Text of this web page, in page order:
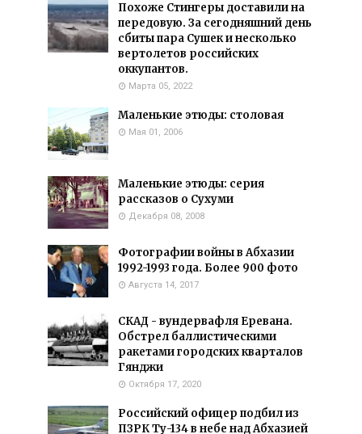
Похоже Стингеры доставили на
передовую. За сегодняшний день
сбиты пара Сушек и несколько
вертолетов российских
оккупантов.
Марта 05, 2022
Маленькие этюды: столовая
Мая 01, 2006
Маленькие этюды: серия
рассказов о Сухуми
Декабря 08, 2008
Фотографии войны в Абхазии
1992-1993 года. Более 900 фото
Августа 14, 2017
СКАД - вундервафля Еревана.
Обстрел баллистическими
ракетами городских кварталов
Гянджи
Октября 17, 2020
Российский офицер подбил из
ПЗРК Ту-134 в небе над Абхазией